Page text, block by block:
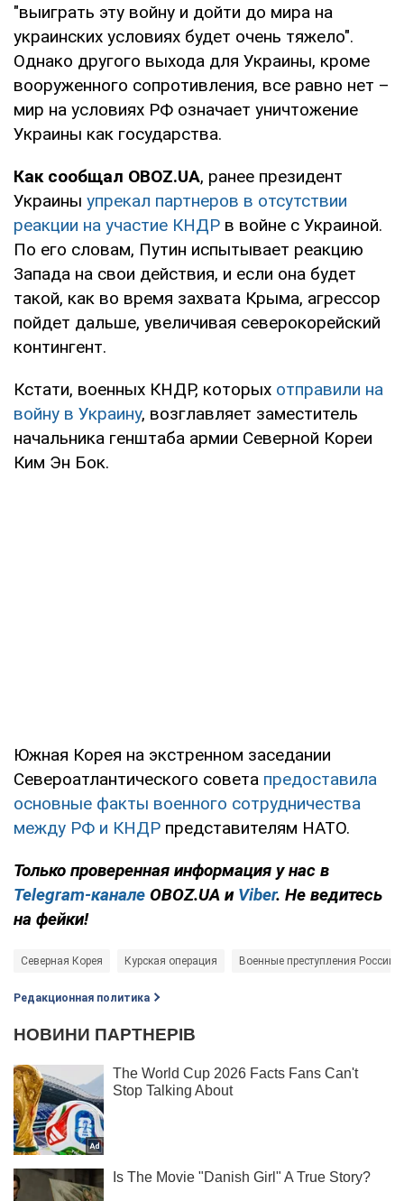
"выиграть эту войну и дойти до мира на
украинских условиях будет очень тяжело".
Однако другого выхода для Украины, кроме
вооруженного сопротивления, все равно нет –
мир на условиях РФ означает уничтожение
Украины как государства.
Как сообщал OBOZ.UA, ранее президент
Украины упрекал партнеров в отсутствии
реакции на участие КНДР в войне с Украиной.
По его словам, Путин испытывает реакцию
Запада на свои действия, и если она будет
такой, как во время захвата Крыма, агрессор
пойдет дальше, увеличивая северокорейский
контингент.
Кстати, военных КНДР, которых отправили на
войну в Украину, возглавляет заместитель
начальника генштаба армии Северной Кореи
Ким Эн Бок.
Южная Корея на экстренном заседании
Североатлантического совета предоставила
основные факты военного сотрудничества
между РФ и КНДР представителям НАТО.
Только проверенная информация у нас в
Telegram-канале OBOZ.UA и Viber. Не ведитесь
на фейки!
Северная Корея Курская операция Военные преступления России
Редакционная политика